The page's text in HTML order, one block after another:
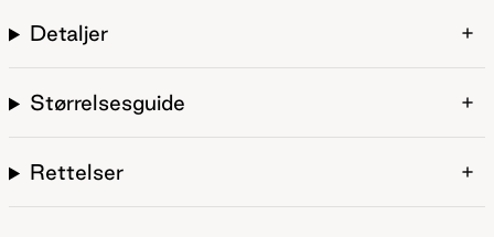
Detaljer
Størrelsesguide
Rettelser